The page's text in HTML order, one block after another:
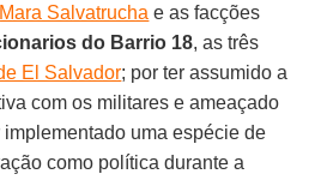
Mara Salvatrucha e as facções
do Barrio 18, as três
El Salvador; por ter assumido a
com os militares e ameaçado
uma espécie de
como política durante a